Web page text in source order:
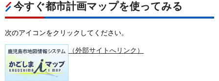
今すぐ都市計画マップを使ってみる
次のアイコンをクリックしてください。
（外部サイトへリンク）